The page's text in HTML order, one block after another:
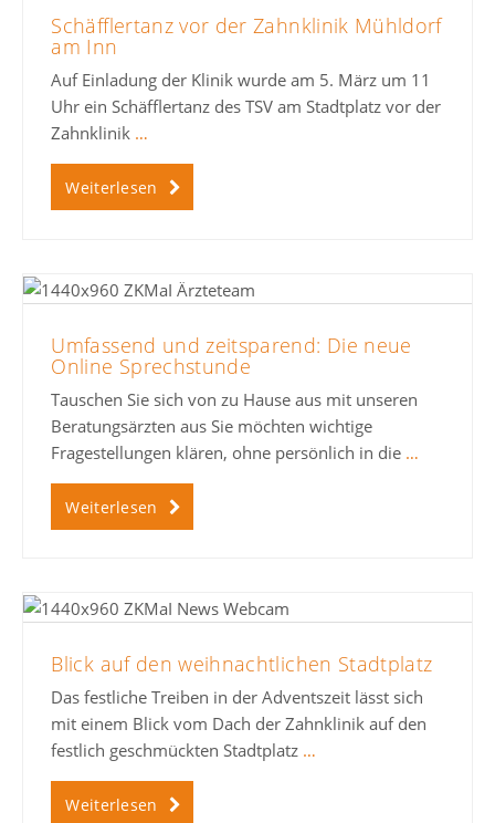
Schäfflertanz vor der Zahnklinik Mühldorf
am Inn
Auf Einladung der Klinik wurde am 5. März um 11
Uhr ein Schäfflertanz des TSV am Stadtplatz vor der
Zahnklinik …
Weiterlesen
Umfassend und zeitsparend: Die neue
Online Sprechstunde
Tauschen Sie sich von zu Hause aus mit unseren
Beratungsärzten aus Sie möchten wichtige
Fragestellungen klären, ohne persönlich in die …
Weiterlesen
Blick auf den weihnachtlichen Stadtplatz
Das festliche Treiben in der Adventszeit lässt sich
mit einem Blick vom Dach der Zahnklinik auf den
festlich geschmückten Stadtplatz …
Weiterlesen